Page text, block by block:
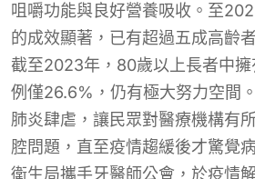
咀嚼功能與良好營養吸收。至
的成效顯著，已有超過五成高齡
截至2023年，80歲以上長者中
例僅26.6%，仍有極大努力空間
肺炎肆虐，讓民眾對醫療機構有
腔問題，直至疫情趨緩後才驚覺
衛生局攜手牙醫師公會，於疫情